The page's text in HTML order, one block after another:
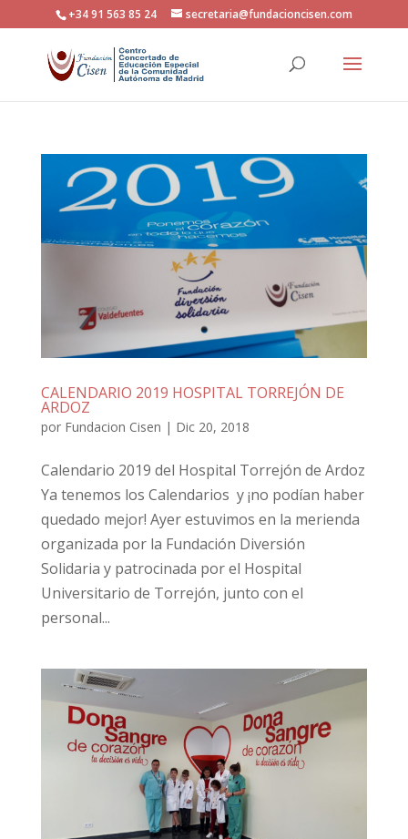
+34 91 563 85 24 secretaria@fundacioncisen.com
CALENDARIO 2019 HOSPITAL TORREJÓN DE
ARDOZ
por Fundacion Cisen | Dic 20, 2018
Calendario 2019 del Hospital Torrejón de Ardoz
Ya tenemos los Calendarios y ¡no podían haber
quedado mejor! Ayer estuvimos en la merienda
organizada por la Fundación Diversión
Solidaria y patrocinada por el Hospital
Universitario de Torrejón, junto con el
personal...